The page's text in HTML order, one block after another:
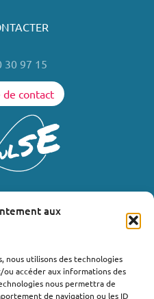
aux
nous utilisons des technologies
accéder aux informations des
nous permettra de
de navigation ou les ID
30 97 15
de contact
?